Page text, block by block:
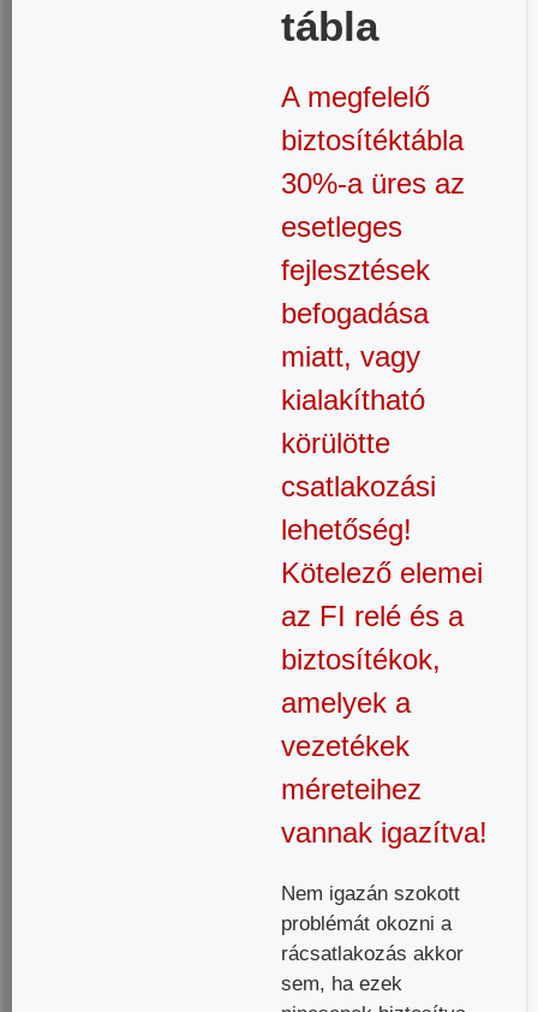
tábla
A megfelelő
biztosítéktábla
30%-a üres az
esetleges
fejlesztések
befogadása
miatt, vagy
kialakítható
körülötte
csatlakozási
lehetőség!
Kötelező elemei
az FI relé és a
biztosítékok,
amelyek a
vezetékek
méreteihez
vannak igazítva!
Nem igazán szokott
problémát okozni a
rácsatlakozás akkor
sem, ha ezek